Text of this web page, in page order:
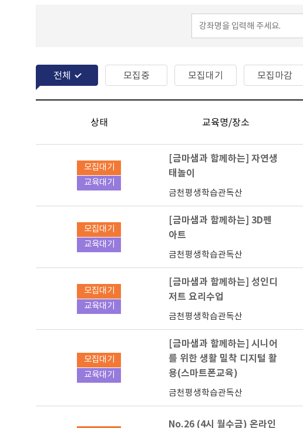
전체 모집중 모집대기 모집마감
상태 교육명/장소
모집대기
교육대기
[금마샘과 함께하는] 자연생
태놀이
금천평생학습관독산
모집대기
교육대기
[금마샘과 함께하는] 3D펜
아트
금천평생학습관독산
모집대기
교육대기
[금마샘과 함께하는] 성인디
저트 요리수업
금천평생학습관독산
모집대기
교육대기
[금마샘과 함께하는] 시니어
를 위한 생활 밀착 디지털 활
용(스마트폰교육)
금천평생학습관독산
No.26 (4시 월수금) 온라인